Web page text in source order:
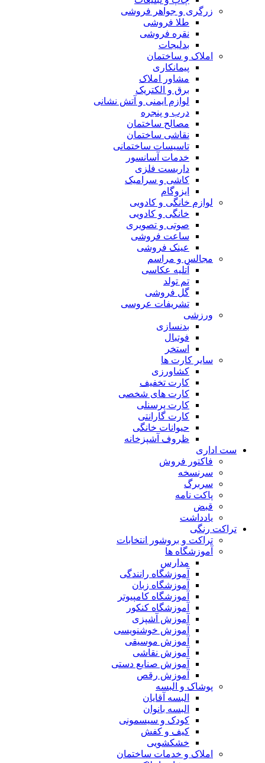
زرگری و جواهر فروشی
طلا فروشی
نقره فروشی
بدلیجات
املاک و ساختمان
پیمانکاری
مشاور املاک
برق و الکتریک
لوازم ایمنی و آتش نشانی
درب و پنجره
مصالح ساختمان
نقاشی ساختمان
تاسیسات ساختمانی
خدمات آسانسور
داربست فلزی
کاشی و سرامیک
ایزوگام
لوازم خانگی و کادویی
خانگی و کادویی
صوتی و تصویری
ساعت فروشی
عینک فروشی
مجالس و مراسم
آتلیه عکاسی
تم تولد
گل فروشی
تشریفات عروسی
ورزشی
بدنسازی
فوتبال
استخر
سایر کارت ها
کشاورزی
کارت تخفیف
کارت های شخصی
کارت پرسنلی
کارت گارانتی
حیوانات خانگی
ظروف آشپزخانه
ست اداری
فاکتور فروش
سرنسخه
سربرگ
پاکت نامه
قبض
یادداشت
تراکت رنگی
تراکت و بروشور انتخابات
آموزشگاه ها
مدارس
آموزشگاه رانندگی
آموزشگاه زبان
آموزشگاه کامپیوتر
آموزشگاه کنکور
آموزش آشپزی
آموزش خوشنویسی
آموزش موسیقی
آموزش نقاشی
آموزش صنایع دستی
آموزش رقص
پوشاک و البسه
البسه آقایان
البسه بانوان
کودک و سیسمونی
کیف و کفش
خشکشویی
املاک و خدمات ساختمان